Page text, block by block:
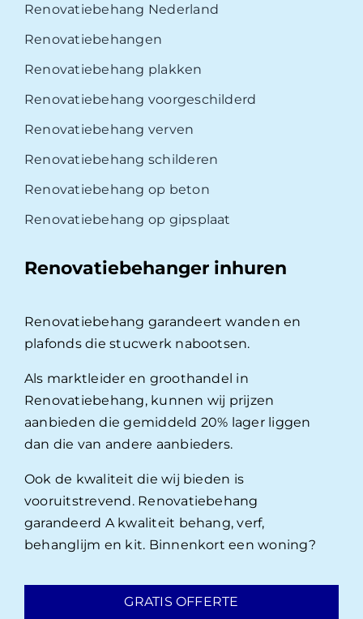
Renovatiebehang Nederland
Renovatiebehangen
Renovatiebehang plakken
Renovatiebehang voorgeschilderd
Renovatiebehang verven
Renovatiebehang schilderen
Renovatiebehang op beton
Renovatiebehang op gipsplaat
Renovatiebehanger inhuren
Renovatiebehang garandeert wanden en
plafonds die stucwerk nabootsen.
Als marktleider en groothandel in
Renovatiebehang, kunnen wij prijzen
aanbieden die gemiddeld 20% lager liggen
dan die van andere aanbieders.
Ook de kwaliteit die wij bieden is
vooruitstrevend. Renovatiebehang
garandeerd A kwaliteit behang, verf,
behanglijm en kit. Binnenkort een woning?
GRATIS OFFERTE